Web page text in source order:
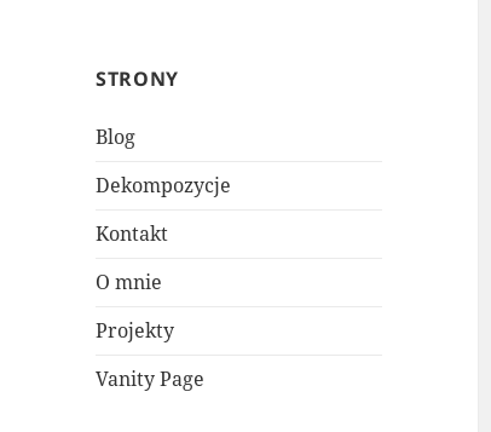
STRONY
Blog
Dekompozycje
Kontakt
O mnie
Projekty
Vanity Page